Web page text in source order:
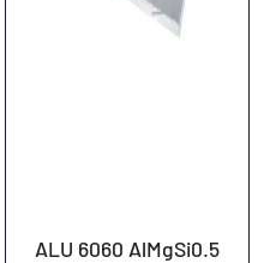
ALU 6060 AlMgSi0.5